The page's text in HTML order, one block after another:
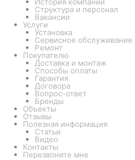
Структура и персонал
Вакансии
Услуги
Установка
Сервисное обслуживание
Ремонт
Покупателю
Доставка и монтаж
Способы оплаты
Гарантия
Договора
Вопрос-ответ
Бренды
Объекты
Отзывы
Полезная информация
Статьи
Видео
Контакты
Перезвоните мне